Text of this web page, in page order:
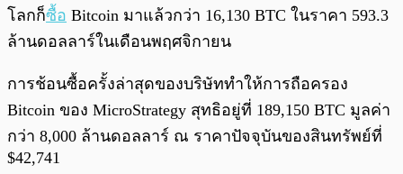
โลกก็ซื้อ Bitcoin มาแล้วกว่า 16,130 BTC ในราคา 593.3
ล้านดอลลาร์ในเดือนพฤศจิกายน
การช้อนซื้อครั้งล่าสุดของบริษัททำให้การถือครอง
Bitcoin ของ MicroStrategy สุทธิอยู่ที่ 189,150 BTC มูลค่า
กว่า 8,000 ล้านดอลลาร์ ณ ราคาปัจจุบันของสินทรัพย์ที่
$42,741